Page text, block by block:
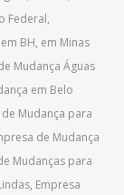
Federal,
em BH, em Minas
Mudança Águas
em Belo
Mudança para
de Mudança
Mudanças para
, Empresa